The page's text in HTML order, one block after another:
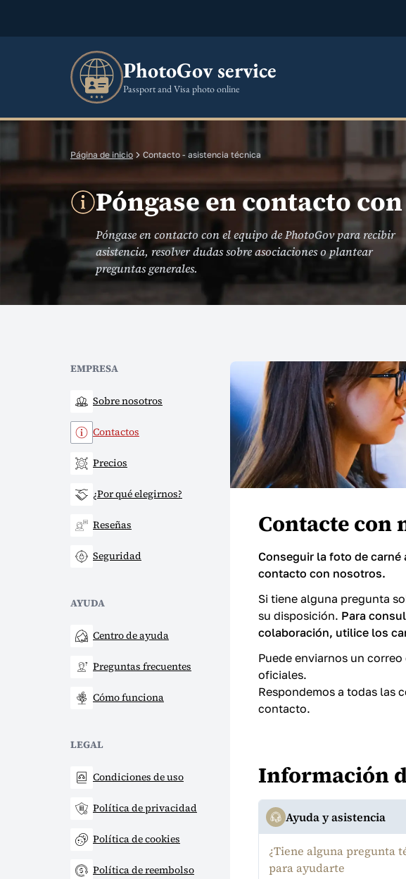
PhotoGov service
Passport and Visa photo online
Página de inicio Contacto - asistencia técnica
Póngase en contacto
Póngase en contacto con el equipo de PhotoGov para recibir
asistencia, resolver dudas sobre asociaciones o plantear
preguntas generales.
EMPRESA
Sobre nosotros
Contactos
Precios
¿Por qué elegirnos?
Reseñas
Seguridad
AYUDA
Centro de ayuda
Preguntas frecuentes
Cómo funciona
LEGAL
Condiciones de uso
Política de privacidad
Política de cookies
Política de reembolso
Contacte con
Conseguir la foto de carné
contacto con nosotros.
Si tiene alguna pregunta
su disposición. Para
colaboración, utilice los
Puede enviarnos un
oficiales.
Respondemos a todas las
contacto.
Información
Ayuda y asistencia
¿Tiene alguna pregunta
para ayudarte